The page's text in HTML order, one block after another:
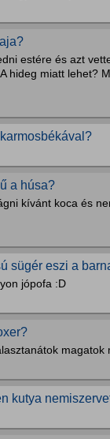
estére és azt
hideg miatt lehet?
a húsa?
kívánt koca és
sügér eszi a
jópofa :D
magatok
kutya